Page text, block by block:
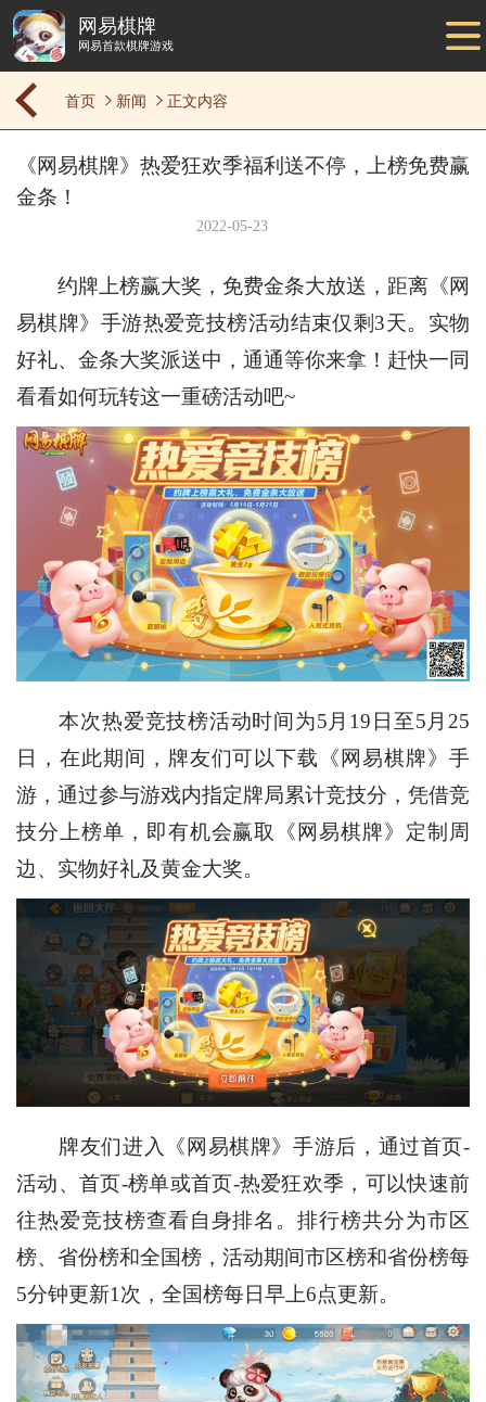
网易棋牌
网易首款棋牌游戏
首页 新闻 正文内容
《网易棋牌》热爱狂欢季福利送不停，上榜免费赢
金条！
2022-05-23
约牌上榜赢大奖，免费金条大放送，距离《网
易棋牌》手游热爱竞技榜活动结束仅剩3天。实物
好礼、金条大奖派送中，通通等你来拿！赶快一同
看看如何玩转这一重磅活动吧~
本次热爱竞技榜活动时间为5月19日至5月25
日，在此期间，牌友们可以下载《网易棋牌》手
游，通过参与游戏内指定牌局累计竞技分，凭借竞
技分上榜单，即有机会赢取《网易棋牌》定制周
边、实物好礼及黄金大奖。
牌友们进入《网易棋牌》手游后，通过首页-
活动、首页-榜单或首页-热爱狂欢季，可以快速前
往热爱竞技榜查看自身排名。排行榜共分为市区
榜、省份榜和全国榜，活动期间市区榜和省份榜每
5分钟更新1次，全国榜每日早上6点更新。